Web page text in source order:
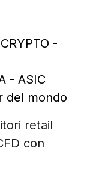
-
- ASIC
del mondo
retail
con